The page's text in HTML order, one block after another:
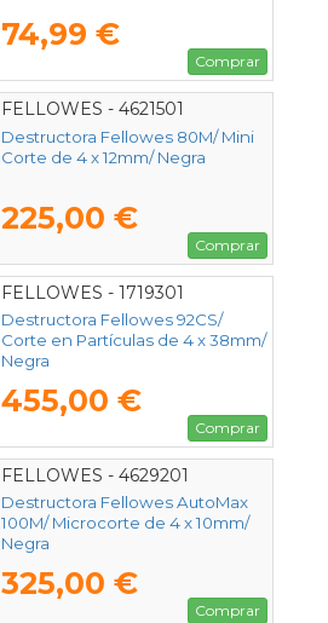
74,99 €
Comprar
FELLOWES - 4621501
Destructora Fellowes 80M/ Mini
Corte de 4 x 12mm/ Negra
225,00 €
Comprar
FELLOWES - 1719301
Destructora Fellowes 92CS/
Corte en Partículas de 4 x 38mm/
Negra
455,00 €
Comprar
FELLOWES - 4629201
Destructora Fellowes AutoMax
100M/ Microcorte de 4 x 10mm/
Negra
325,00 €
Comprar